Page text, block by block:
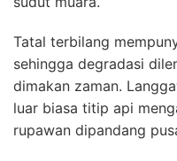
Tatal terbilang
sehingga degradasi
dimakan zaman.
luar biasa titip api
rupawan dipandang